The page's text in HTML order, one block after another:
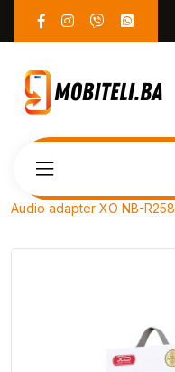
Audio adapter XO NB-